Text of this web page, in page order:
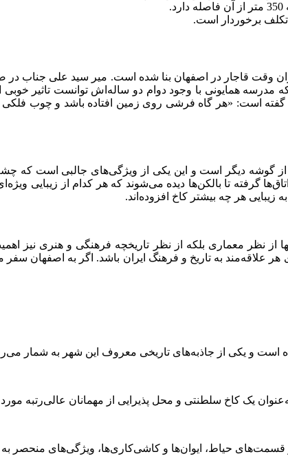
همایونی با وجود دوام دو ساله‌اش توانست تاثیر خوبی
است: «هر گاه فرشی روی زمین افتاده باشد و چوب فلکی
گوشه دیگر است و این یکی از ویژگی‌های جالبی است که چشم
گرفته تا بالکن‌ها دیده می‌شوند که هر کدام از زیبایی
هر چه بیشتر کاخ افزوده‌اند.
از نظر معماری بلکه از نظر تاریخچه فرهنگی و هنری نیز
علاقه‌مند به تاریخ و فرهنگ ایران باشد. اگر به اصفهان سفر
و یکی از جاذبه‌های تاریخی معروف این شهر به شمار
یک کاخ سلطنتی و محل پذیرایی از مهمانان عالی‌رتبه
حیاط، ایوان‌ها و کاشی‌کاری‌ها، ویژگی‌های منحصر